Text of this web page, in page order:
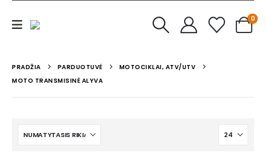
0
PRADŽIA PARDUOTUVĖ
MOTOCIKLAI, ATV/UTV
MOTO TRANSMISINĖ ALYVA